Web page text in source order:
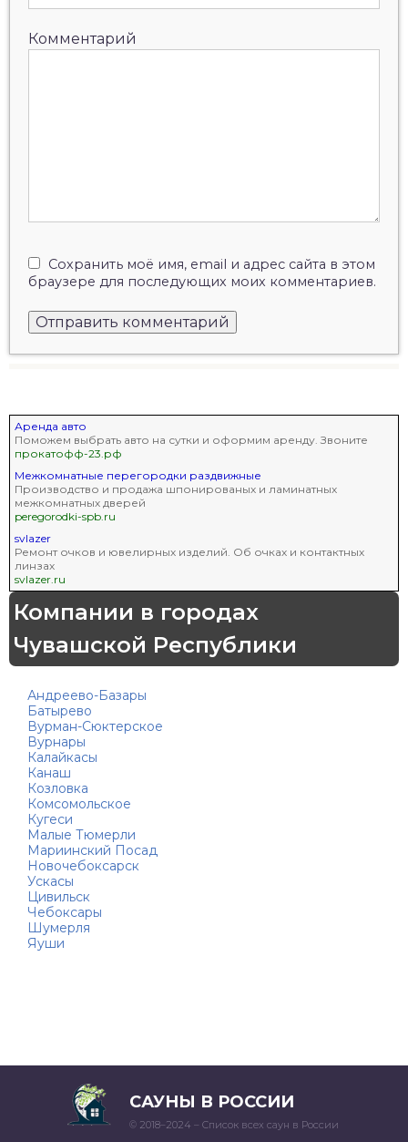
Комментарий
Сохранить моё имя, email и адрес сайта в этом
браузере для последующих моих комментариев.
Аренда авто
Поможем выбрать авто на сутки и оформим аренду. Звоните
прокатофф-23.рф
Межкомнатные перегородки раздвижные
Производство и продажа шпонированых и ламинатных
межкомнатных дверей
peregorodki-spb.ru
svlazer
Ремонт очков и ювелирных изделий. Об очках и контактных
линзах
svlazer.ru
Компании в городах
Чувашской Республики
Андреево-Базары
Батырево
Вурман-Сюктерское
Вурнары
Калайкасы
Канаш
Козловка
Комсомольское
Кугеси
Малые Тюмерли
Мариинский Посад
Новочебоксарск
Ускасы
Цивильск
Чебоксары
Шумерля
Яуши
САУНЫ В РОССИИ
© 2018–2024 – Список всех саун в России